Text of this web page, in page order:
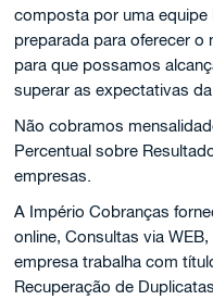
composta por uma
preparada para oferecer o
para que possamos
superar as expectativas
Não cobramos
Percentual sobre
empresas.
A Império Cobranças
online, Consultas via
empresa trabalha com
Recuperação de